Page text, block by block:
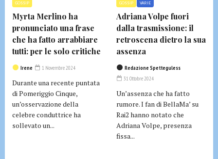
GOSSIP
Myrta Merlino ha
pronunciato una frase
che ha fatto arrabbiare
tutti: per le solo critiche
Irene 1 Novembre 2024
Durante una recente puntata
di Pomeriggio Cinque,
un’osservazione della
celebre conduttrice ha
sollevato un...
GOSSIP VARIE
Adriana Volpe fuori
dalla trasmissione: il
retroscena dietro la sua
assenza
Redazione Spetteguless
31 Ottobre 2024
Un’assenza che ha fatto
rumore. I fan di BellaMa’ su
Rai2 hanno notato che
Adriana Volpe, presenza
fissa...